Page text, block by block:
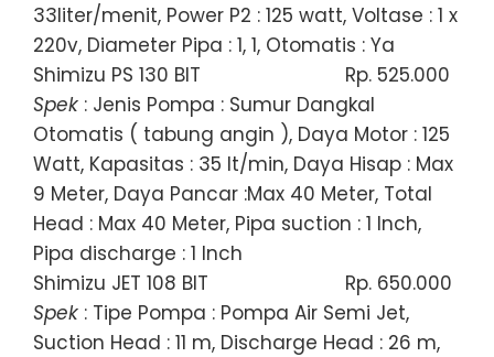
33liter/menit, Power P2 : 125 watt, Voltase : 1 x
220v, Diameter Pipa : 1, 1, Otomatis : Ya
Shimizu PS 130 BIT
Rp. 525.000
Spek : Jenis Pompa : Sumur Dangkal
Otomatis ( tabung angin ), Daya Motor : 125
Watt, Kapasitas : 35 lt/min, Daya Hisap : Max
9 Meter, Daya Pancar :Max 40 Meter, Total
Head : Max 40 Meter, Pipa suction : 1 Inch,
Pipa discharge : 1 Inch
Shimizu JET 108 BIT
Rp. 650.000
Spek : Tipe Pompa : Pompa Air Semi Jet,
Suction Head : 11 m, Discharge Head : 26 m,